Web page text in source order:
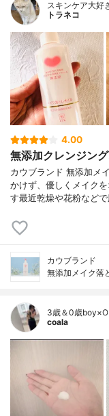
スキンケア大好
トラネコ
4.00
無添加クレンジン
カウブランド 無添加メ
かけず、優しくメイク
す最近乾燥や花粉など
カウブランド
無添加メイク落
3歳＆0歳
coala